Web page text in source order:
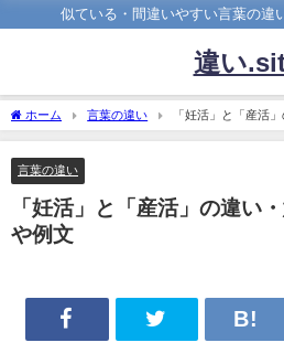
似ている・間違いやすい言葉の違
違い
ホーム 言葉の違い 「妊活」と「産活
言葉の違い
「妊活」と「産活」の違い
や例文